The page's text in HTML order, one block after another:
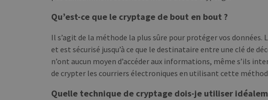
Qu’est-ce que le cryptage de bout en bout ?
Il s’agit de la méthode la plus sûre pour protéger vos
et est sécurisé jusqu’à ce que le destinataire entre une clé de
n’ont aucun moyen d’accéder aux informations, même s’ils
de crypter les courriers électroniques en utilisant cette
Quelle technique de cryptage dois-je utiliser